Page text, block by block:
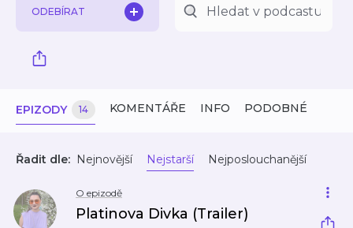
ODEBÍRAT
EPIZODY 14 KOMENTÁŘE INFO PODOBNÉ
Řadit dle: Nejnovější Nejstarší Nejposlouchanější
O epizodě
Platinova Divka (Trailer)